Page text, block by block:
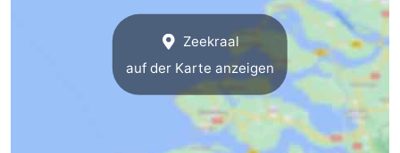
Zeekraal
auf der Karte anzeigen